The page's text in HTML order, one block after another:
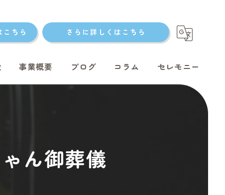
ちら さらに詳しくはこちら
葬
葬
事業概要 ブログ コラム セレモニー
ん御葬儀